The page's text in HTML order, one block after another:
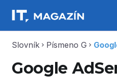
Slovník chevron_right Písmeno G chevron_right
Google